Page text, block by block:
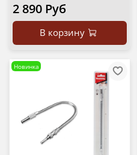
2 890 Руб
В корзину
Новинка